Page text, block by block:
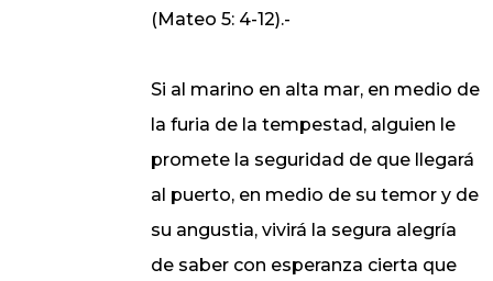
(Mateo 5: 4-12).-
Si al marino en alta mar, en medio de
la furia de la tempestad, alguien le
promete la seguridad de que llegará
al puerto, en medio de su temor y de
su angustia, vivirá la segura alegría
de saber con esperanza cierta que